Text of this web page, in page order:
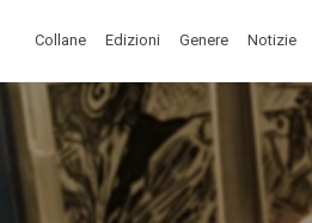
Collane Edizioni Genere Notizie